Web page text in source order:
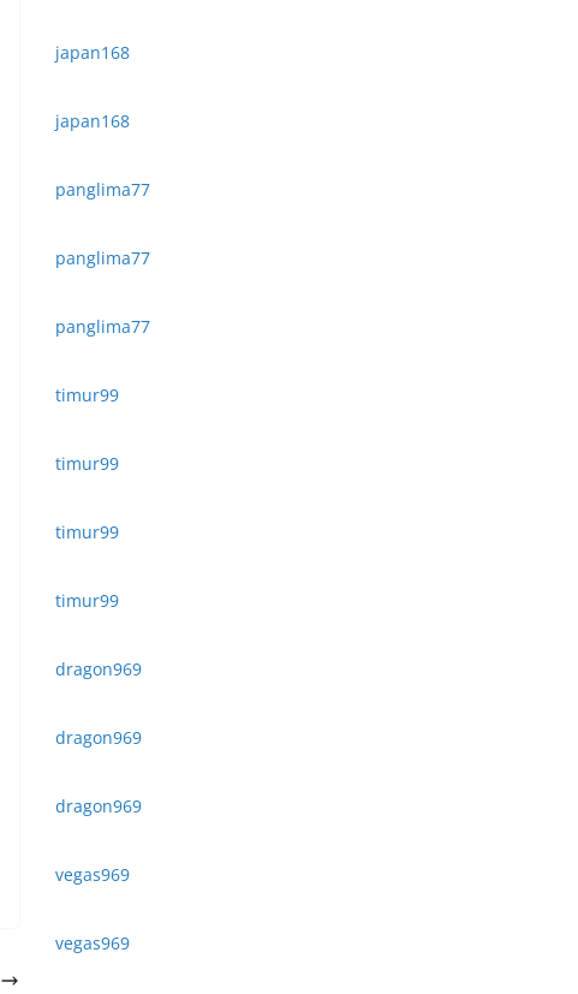
japan168
japan168
panglima77
panglima77
panglima77
timur99
timur99
timur99
timur99
dragon969
dragon969
dragon969
vegas969
vegas969